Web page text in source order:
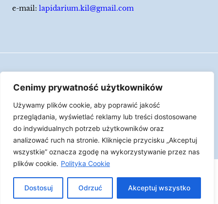
Cenimy prywatność użytkowników
Używamy plików cookie, aby poprawić jakość
przeglądania, wyświetlać reklamy lub treści dostosowane
do indywidualnych potrzeb użytkowników oraz
analizować ruch na stronie. Kliknięcie przycisku „Akceptuj
wszystkie” oznacza zgodę na wykorzystywanie przez nas
plików cookie. Polityka Cookie
Dostosuj Odrzuć Akceptuj wszystko
e-mail: lapidarium.kil@gmail.com
Polityka Cookies
LAPIDARIUM Jacka Kilińskiego | Człowiek jest
epizodem w życiu przedmiotów.
Made with ♥︎ by Skydoo